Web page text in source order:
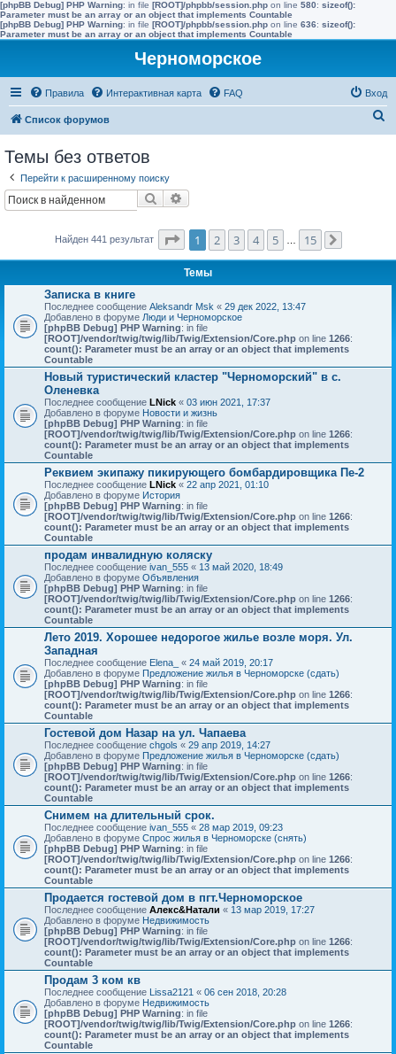
[phpBB Debug] PHP Warning: in file [ROOT]/phpbb/session.php on line 580: sizeof():
Parameter must be an array or an object that implements Countable
[phpBB Debug] PHP Warning: in file [ROOT]/phpbb/session.php on line 636: sizeof():
Parameter must be an array or an object that implements Countable
Черноморское
Правила Интерактивная карта FAQ Вход
Список форумов
Темы без ответов
Перейти к расширенному поиску
Поиск
Найден 441 результат Страница1 из
1 2 3 4 5 15
Темы
Записка в книге
Последнее сообщение Aleksandr Msk « 29 дек 2022, 13:47
Добавлено в форуме Люди и Черноморское
[phpBB Debug] PHP Warning: in file
[ROOT]/vendor/twig/twig/lib/Twig/Extension/Core.php on line 1266:
count(): Parameter must be an array or an object that implements
Countable
Новый туристический кластер "Черноморский" в с.
Оленевка
Последнее сообщение LNick « 03 июн 2021, 17:37
Добавлено в форуме Новости и жизнь
[phpBB Debug] PHP Warning: in file
[ROOT]/vendor/twig/twig/lib/Twig/Extension/Core.php on line 1266:
count(): Parameter must be an array or an object that implements
Countable
Реквием экипажу пикирующего бомбардировщика Пе-2
Последнее сообщение LNick « 22 апр 2021, 01:10
Добавлено в форуме История
[phpBB Debug] PHP Warning: in file
[ROOT]/vendor/twig/twig/lib/Twig/Extension/Core.php on line 1266:
count(): Parameter must be an array or an object that implements
Countable
продам инвалидную коляску
Последнее сообщение ivan_555 « 13 май 2020, 18:49
Добавлено в форуме Объявления
[phpBB Debug] PHP Warning: in file
[ROOT]/vendor/twig/twig/lib/Twig/Extension/Core.php on line 1266:
count(): Parameter must be an array or an object that implements
Countable
Лето 2019. Хорошее недорогое жилье возле моря. Ул.
Западная
Последнее сообщение Elena_ « 24 май 2019, 20:17
Добавлено в форуме Предложение жилья в Черноморске (сдать)
[phpBB Debug] PHP Warning: in file
[ROOT]/vendor/twig/twig/lib/Twig/Extension/Core.php on line 1266:
count(): Parameter must be an array or an object that implements
Countable
Гостевой дом Назар на ул. Чапаева
Последнее сообщение chgols « 29 апр 2019, 14:27
Добавлено в форуме Предложение жилья в Черноморске (сдать)
[phpBB Debug] PHP Warning: in file
[ROOT]/vendor/twig/twig/lib/Twig/Extension/Core.php on line 1266:
count(): Parameter must be an array or an object that implements
Countable
Снимем на длительный срок.
Последнее сообщение ivan_555 « 28 мар 2019, 09:23
Добавлено в форуме Спрос жилья в Черноморске (снять)
[phpBB Debug] PHP Warning: in file
[ROOT]/vendor/twig/twig/lib/Twig/Extension/Core.php on line 1266:
count(): Parameter must be an array or an object that implements
Countable
Продается гостевой дом в пгт.Черноморское
Последнее сообщение Алекс&Натали « 13 мар 2019, 17:27
Добавлено в форуме Недвижимость
[phpBB Debug] PHP Warning: in file
[ROOT]/vendor/twig/twig/lib/Twig/Extension/Core.php on line 1266:
count(): Parameter must be an array or an object that implements
Countable
Продам 3 ком кв
Последнее сообщение Lissa2121 « 06 сен 2018, 20:28
Добавлено в форуме Недвижимость
[phpBB Debug] PHP Warning: in file
[ROOT]/vendor/twig/twig/lib/Twig/Extension/Core.php on line 1266:
count(): Parameter must be an array or an object that implements
Countable